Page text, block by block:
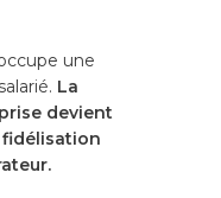
une
La
devient